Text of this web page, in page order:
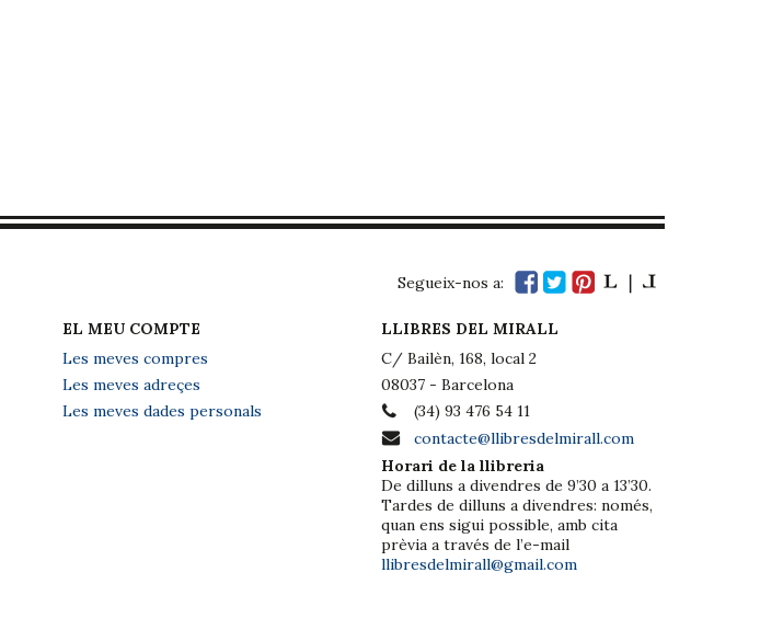
Segueix-nos a:
EL MEU COMPTE
Les meves compres
Les meves adreçes
Les meves dades personals
LLIBRES DEL MIRALL
C/ Bailèn, 168, local 2
08037 - Barcelona
(34) 93 476 54 11
contacte@llibresdelmirall.com
Horari de la llibreria
De dilluns a divendres de 9’30 a 13’30.
Tardes de dilluns a divendres: només,
quan ens sigui possible, amb cita
prèvia a través de l’e-mail
llibresdelmirall@gmail.com